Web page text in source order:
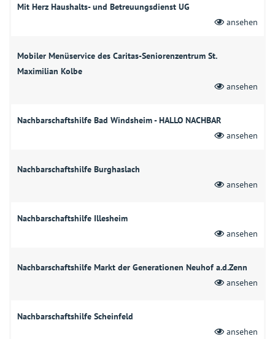
Mit Herz Haushalts- und Betreuungsdienst UG
ansehen
Mobiler Menüservice des Caritas-Seniorenzentrum St.
Maximilian Kolbe
ansehen
Nachbarschaftshilfe Bad Windsheim - HALLO NACHBAR
ansehen
Nachbarschaftshilfe Burghaslach
ansehen
Nachbarschaftshilfe Illesheim
ansehen
Nachbarschaftshilfe Markt der Generationen Neuhof a.d.Zenn
ansehen
Nachbarschaftshilfe Scheinfeld
ansehen